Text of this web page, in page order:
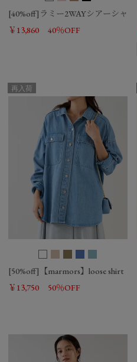
[40%off]ラミー2WAYシアーシャツ
￥13,860
40％OFF
再入荷
[50%off]【marmors】loose shirt
￥13,750
50％OFF